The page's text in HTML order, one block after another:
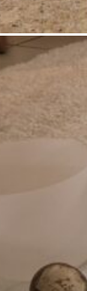
de
fenêtre
au 418 694-
: